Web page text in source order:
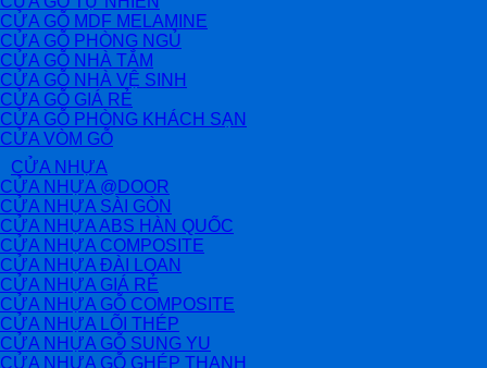
CỬA GỖ MDF MELAMINE
CỬA GỖ PHÒNG NGỦ
CỬA GỖ NHÀ TẮM
CỬA GỖ NHÀ VỆ SINH
CỬA GỖ GIÁ RẺ
CỬA GỖ PHÒNG KHÁCH SẠN
CỬA VÒM GỖ
CỬA NHỰA
CỬA NHỰA @DOOR
CỬA NHỰA SÀI GÒN
CỬA NHỰA ABS HÀN QUỐC
CỬA NHỰA COMPOSITE
CỬA NHỰA ĐÀI LOAN
CỬA NHỰA GIÁ RẺ
CỬA NHỰA GỖ COMPOSITE
CỬA NHỰA LÕI THÉP
CỬA NHỰA GỖ SUNG YU
CỬA NHỰA GỖ GHÉP THANH